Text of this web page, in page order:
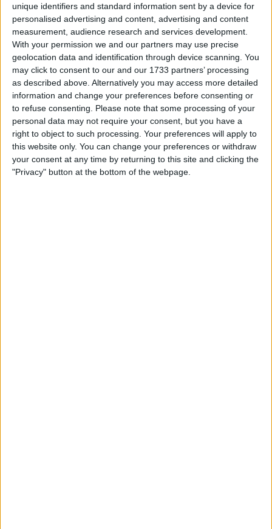
unique identifiers and standard information sent by a device for
personalised advertising and content, advertising and content
measurement, audience research and services development.
With your permission we and our partners may use precise
geolocation data and identification through device scanning. You
may click to consent to our and our 1733 partners’ processing
as described above. Alternatively you may access more detailed
information and change your preferences before consenting or
to refuse consenting.
Please note that some processing of your
personal data may not require your consent, but you have a
right to object to such processing. Your preferences will apply to
this website only. You can change your preferences or withdraw
your consent at any time by returning to this site and clicking the
"Privacy" button at the bottom of the webpage.
A prova abriu a alta velocidade, com ataques desde o
quilómetro zero, antes de uma fuga numerosa se
consolidar. Entre os adiantados seguiam Silvan Dillier,
Connor Swift, Luke Lamperti e Frederik Frison,
rapidamente a construir uma vantagem superior a
cinco minutos enquanto o pelotão hesitava atrás.
A UAE Team Emirates - XRG assumiu o controlo
através de Mikkel Bjerg, cujo longo turno na
dianteira começou, gradualmente, a reduzir o atraso.
Esse primeiro enquadramento foi interrompido
por uma passagem de nível que fracionou o
pelotão e forçou uma neutralização temporária. O